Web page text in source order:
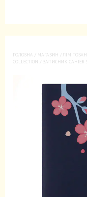
ГОЛОВНА / МАГАЗИН / ЛIМIТОВАНІ
COLLECTION / ЗАПИСНИК CAHIER